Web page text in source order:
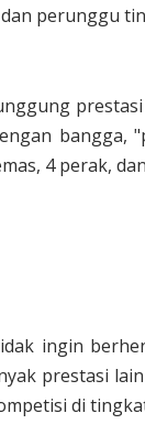
perunggu
bangga,
4 perak,
ingin
prestasi
di